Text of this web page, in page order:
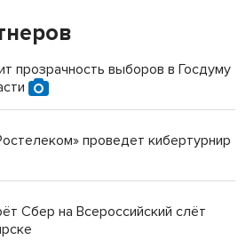
в новосибирском селе лошади
срок за избиение врачей
прозрачность выборов в Госдуму
проведет кибертурнир
Сбер на Всероссийский слёт